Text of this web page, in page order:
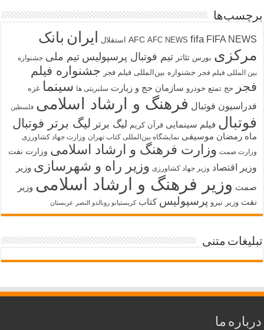
برچسب‌ها
AFC AFC NEWS fifa FIFA NEWS استقلال ایران بانک
مرکزی بورس تئاتر تیم فوتبال پرسپولیس تیم ملی جشنواره
بین المللی فیلم فجر جشنواره بین‌المللی فیلم فجر جشنواره فیلم
فجر
حج تمتع خودرو سازمان حج و زیارت سلبریتی ها سینما غزه
فدراسیون فوتبال فرهنگ و ارشاد اسلامی فلسطین
فوتبال فیلم سینمایی قرآن کریم لیگ برتر لیگ برتر فوتبال
ماه رمضان موسیقی نمایشگاه بین‌المللی کتاب تهران وزارت جهاد کشاورزی
وزارت صمت وزارت فرهنگ و ارشاد اسلامی وزارت نفت
وزیر اقتصاد وزیر جهاد کشاورزی وزیر راه و شهرسازی وزیر
صمت وزیر فرهنگ و ارشاد اسلامی وزیر
نفت وزیر نیرو پرسپولیس کتاب کریستیانو رونالدو النصر عربستان
تبلیغات متنی
درباره ما